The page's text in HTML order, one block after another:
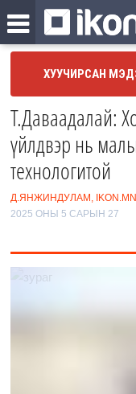
ХУУЧИРСАН
Т.Даваадалай:
үйлдвэр нь
технологитой
Д.ЯНЖИНДУЛАМ, IKON.MN
2025 ОНЫ 5 САРЫН 27